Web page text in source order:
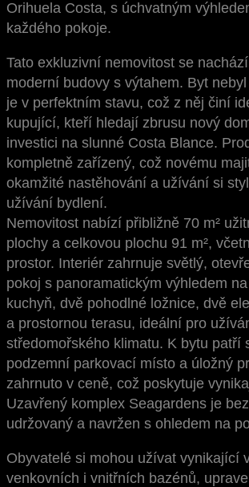
Orihuela Costa, s úchvatným
každého pokoje.
Tato exkluzivní nemovitost se
moderní budovy s výtahem. Byt
je v perfektním stavu, což z něj činí
kupující, kteří hledají zbrusu nový
investici na slunné Costa Blance.
kompletně zařízený, což novému
okamžité nastěhování a užívání si
užívání bydlení.
Nemovitost nabízí přibližně 70 m²
plochy a celkovou plochu 91 m²,
prostor. Interiér zahrnuje světlý,
pokoj s panoramatickým výhledem
kuchyň, dvě pohodlné ložnice, dvě
a prostornou terasu, ideální pro
středomořského klimatu. K bytu patří
podzemní parkovací místo a úložný
zahrnuto v ceně, což poskytuje
Uzavřený komplex Seagardens je
udržovaný a navržen s ohledem na
Obyvatelé si mohou užívat vynikající
venkovních i vnitřních bazénů,